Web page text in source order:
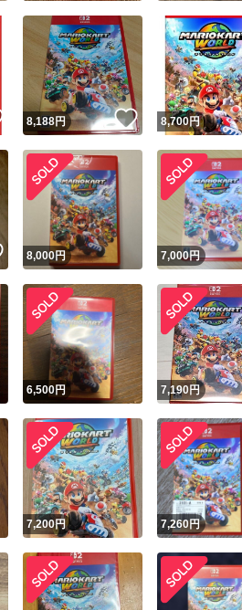
いいね！
8,188円 いいね！
8,700円
いいね！
8,000円 7,000円
6,500円 7,190円
7,200円 7,260円